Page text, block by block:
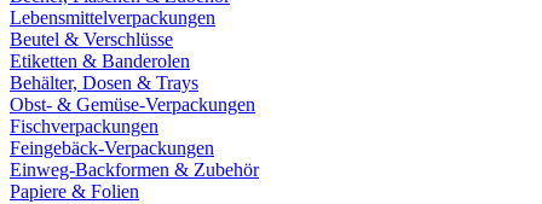
Lebensmittelverpackungen
Beutel & Verschlüsse
Etiketten & Banderolen
Behälter, Dosen & Trays
Obst- & Gemüse-Verpackungen
Fischverpackungen
Feingebäck-Verpackungen
Einweg-Backformen & Zubehör
Papiere & Folien